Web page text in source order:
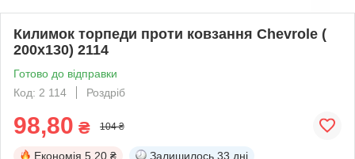
Килимок торпеди проти ковзання Chevrole (
200x130) 2114
Готово до відправки
Код: 2 114
Роздріб
98,80 ₴ 104 ₴
Економія 5.20 ₴ Залишилось 33 дні